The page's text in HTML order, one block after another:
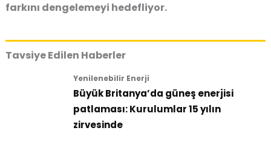
farkını dengelemeyi hedefliyor.
Tavsiye Edilen Haberler
Yenilenebilir Enerji
Büyük Britanya’da güneş enerjisi
patlaması: Kurulumlar 15 yılın
zirvesinde